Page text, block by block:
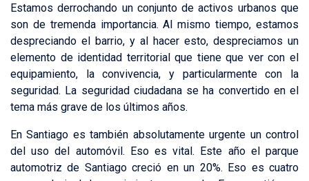
Estamos derrochando un conjunto de activos urbanos que
son de tremenda importancia. Al mismo tiempo, estamos
despreciando el barrio, y al hacer esto, despreciamos un
elemento de identidad territorial que tiene que ver con el
equipamiento, la convivencia, y particularmente con la
seguridad. La seguridad ciudadana se ha convertido en el
tema más grave de los últimos años.
En Santiago es también absolutamente urgente un control
del uso del automóvil. Eso es vital. Este año el parque
automotriz de Santiago creció en un 20%. Eso es cuatro